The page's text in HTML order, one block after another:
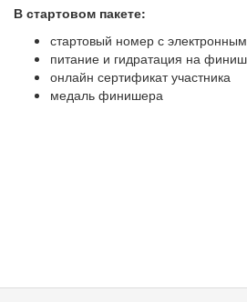
В стартовом пакете:
стартовый номер с
питание и гидратация на
онлайн сертификат участника
медаль финишера